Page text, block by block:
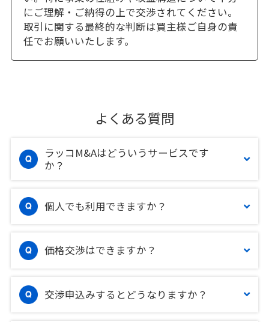
にご理解・ご納得の上で交渉されてください。
取引に関する最終的な判断は買主様ご自身の責
任でお願いいたします。
よくある質問
ラッコM&Aはどういうサービスです
か？
個人でも利用できますか？
価格交渉はできますか？
交渉申込みするとどうなりますか？